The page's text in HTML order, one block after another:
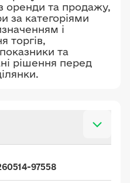
оренди та продажу,
за категоріями
і
торгів,
та
рішення перед
97558